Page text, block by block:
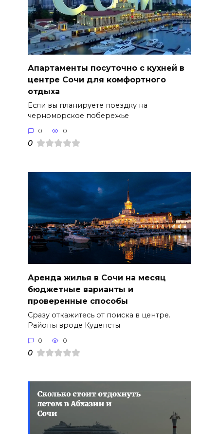
Апартаменты посуточно с кухней в
центре Сочи для комфортного
отдыха
Если вы планируете поездку на
черноморское побережье
0 0
0
Аренда жилья в Сочи на месяц
бюджетные варианты и
проверенные способы
Сразу откажитесь от поиска в центре.
Районы вроде Кудепсты
0 0
0